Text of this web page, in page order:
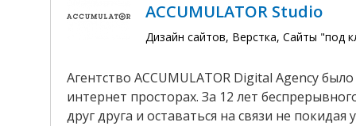
ACCUMULATOR Studio
Дизайн сайтов, Верстка, Сайты "под
Агентство ACCUMULATOR Digital Agency
интернет просторах. За 12 лет
друг друга и оставаться на связи не